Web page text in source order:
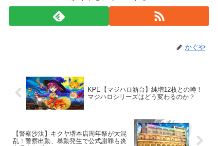
かぐや
KPE【マジハロ新台】純増12枚との噂！
マジハロシリーズはどう変わるのか？
【警察沙汰】キクヤ堺本店周年祭が大混
乱！警察出動、暴動発生で公式謝罪も炎